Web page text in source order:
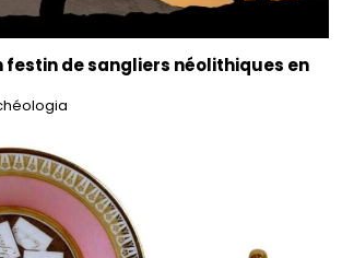
festin de sangliers néolithiques en